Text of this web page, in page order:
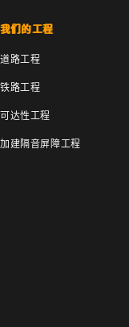
我们的工程
道路工程
铁路工程
可达性工程
加建隔音屏障工程